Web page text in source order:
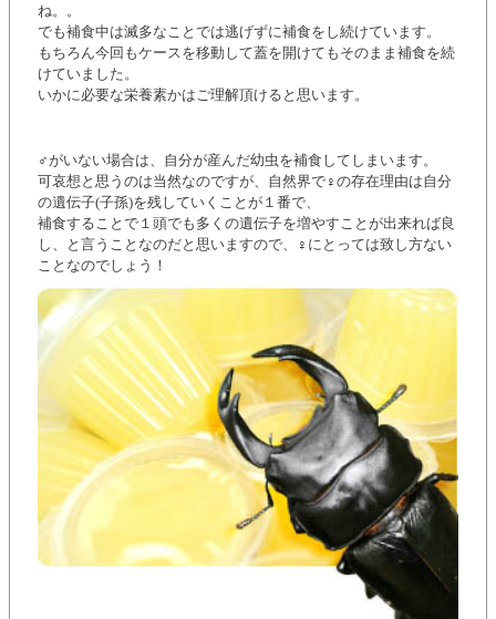
ね。。
でも補食中は滅多なことでは逃げずに補食をし続けています。
もちろん今回もケースを移動して蓋を開けてもそのまま補食を続
けていました。
いかに必要な栄養素かはご理解頂けると思います。
♂がいない場合は、自分が産んだ幼虫を補食してしまいます。
可哀想と思うのは当然なのですが、自然界で♀の存在理由は自分
の遺伝子(子孫)を残していくことが１番で、
補食することで１頭でも多くの遺伝子を増やすことが出来れば良
し、と言うことなのだと思いますので、♀にとっては致し方ない
ことなのでしょう！